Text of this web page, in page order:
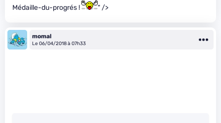
Médaille-du-progrés !
" />
momal
Le 06/04/2018 à 07h33